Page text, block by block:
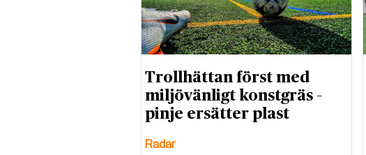
Trollhättan först med
miljövänligt konstgräs –
pinje ersätter plast
Radar